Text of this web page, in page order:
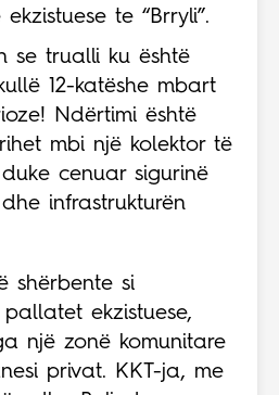
te “Brryli”.
se trualli ku është
12-katëshe mbart
Ndërtimi është
mbi një kolektor të
cenuar sigurinë
infrastrukturën
shërbente si
ekzistuese,
një zonë komunitare
privat. KKT-ja, me